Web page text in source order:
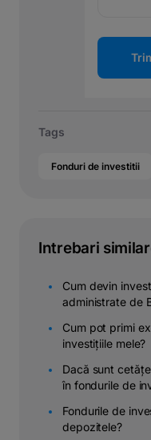
Tags
Fonduri de investitii
Intrebari
Cum devin
administrate de
Cum pot primi
investițiile mele?
Dacă sunt
în fondurile de
Fondurile de
depozitele?